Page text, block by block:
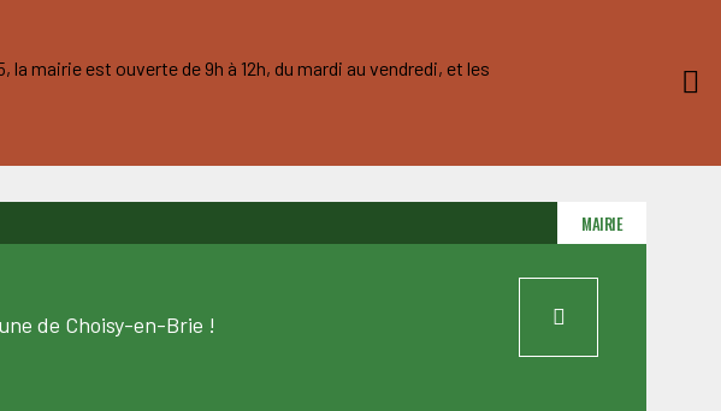
mairie est ouverte de 9h à 12h, du mardi au vendredi, et les
MAIRIE
de Choisy-en-Brie !